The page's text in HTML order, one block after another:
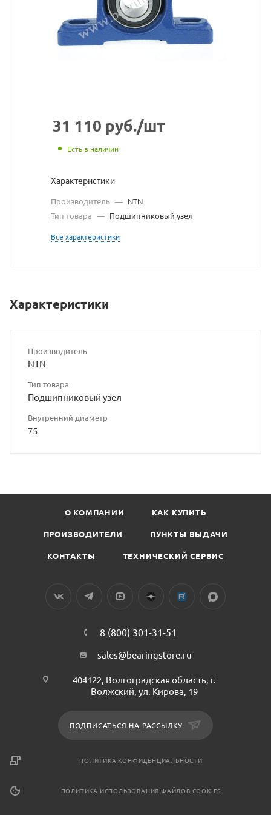
взят
с
сайта
31 110 руб./шт
Есть в наличии
Характеристики
Производитель — NTN
Тип товара — Подшипниковый узел
Все характеристики
Характеристики
Производитель
NTN
Тип товара
Подшипниковый узел
Внутренний диаметр
75
О КОМПАНИИ КАК КУПИТЬ
ПРОИЗВОДИТЕЛИ ПУНКТЫ ВЫДАЧИ
КОНТАКТЫ ТЕХНИЧЕСКИЙ СЕРВИС
8 (800) 301-31-51
sales@bearingstore.ru
404122, Волгоградская область, г.
Волжский, ул. Кирова, 19
ПОДПИСАТЬСЯ НА РАССЫЛКУ
ПОЛИТИКА КОНФИДЕНЦИАЛЬНОСТИ
ПОЛИТИКА ИСПОЛЬЗОВАНИЯ ФАЙЛОВ COOKIES